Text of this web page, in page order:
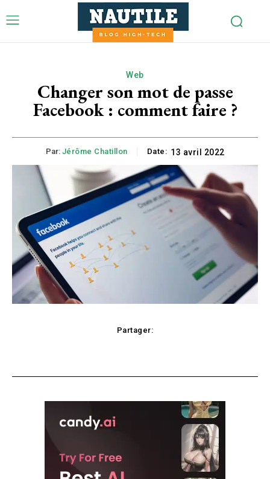
Web
Changer son mot de passe
Facebook : comment faire ?
Par: Jérôme Chatillon Date: 13 avril 2022
Partager: